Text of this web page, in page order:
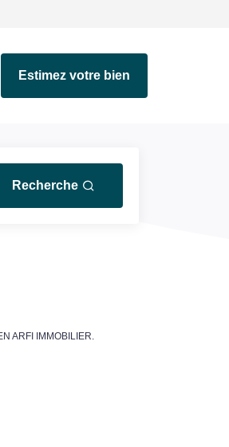
Estimez votre bien
Recherche
ARFI IMMOBILIER.